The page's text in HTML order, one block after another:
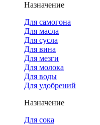
Назначение
Для самогона
Для масла
Для сусла
Для вина
Для мезги
Для молока
Для воды
Для удобрений
Назначение
Для сока